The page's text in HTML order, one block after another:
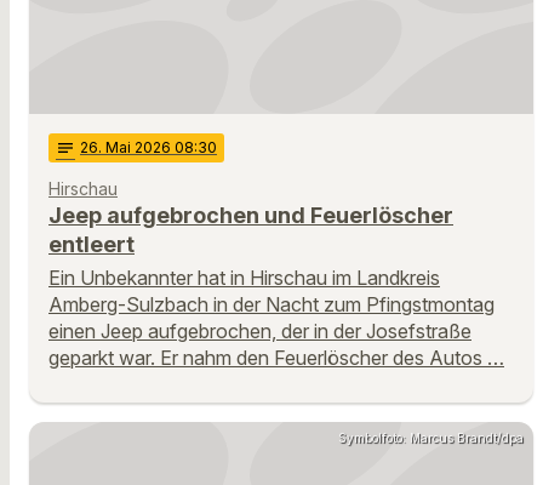
notes 26. Mai 2026 08:30
Hirschau
Jeep aufgebrochen und Feuerlöscher
entleert
Ein Unbekannter hat in Hirschau im Landkreis
Amberg-Sulzbach in der Nacht zum Pfingstmontag
einen Jeep aufgebrochen, der in der Josefstraße
geparkt war. Er nahm den Feuerlöscher des Autos …
Symbolfoto: Marcus Brandt/dpa